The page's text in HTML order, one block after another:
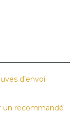
d’envoi
un recommandé